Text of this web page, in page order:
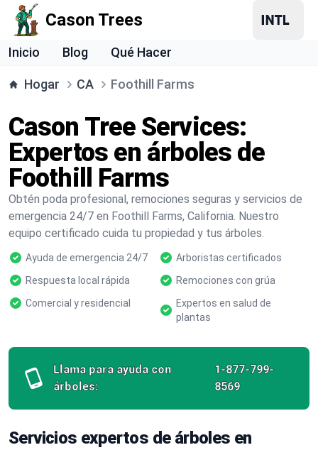
Cason Trees
Inicio Blog Qué Hacer
Hogar CA Foothill Farms
Cason Tree Services:
Expertos en árboles de
Foothill Farms
Obtén poda profesional, remociones seguras y servicios de
emergencia 24/7 en Foothill Farms, California. Nuestro
equipo certificado cuida tu propiedad y tus árboles.
Ayuda de emergencia 24/7
Arboristas certificados
Respuesta local rápida
Remociones con grúa
Comercial y residencial
Expertos en salud de
plantas
Llama para ayuda con
árboles:
1-877-799-
8569
Servicios expertos de árboles en